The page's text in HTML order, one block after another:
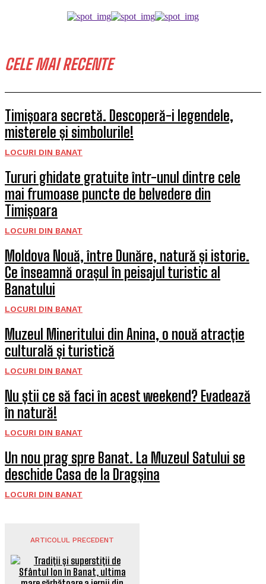
CELE MAI RECENTE
Timișoara secretă. Descoperă-i legendele,
misterele și simbolurile!
LOCURI DIN BANAT
Tururi ghidate gratuite într-unul dintre cele
mai frumoase puncte de belvedere din
Timișoara
LOCURI DIN BANAT
Moldova Nouă, între Dunăre, natură și istorie.
Ce înseamnă orașul în peisajul turistic al
Banatului
LOCURI DIN BANAT
Muzeul Mineritului din Anina, o nouă atracție
culturală și turistică
LOCURI DIN BANAT
Nu știi ce să faci în acest weekend? Evadează
în natură!
LOCURI DIN BANAT
Un nou prag spre Banat. La Muzeul Satului se
deschide Casa de la Dragșina
LOCURI DIN BANAT
ARTICOLUL PRECEDENT